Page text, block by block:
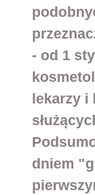
- od 1
lekarzy
dniem